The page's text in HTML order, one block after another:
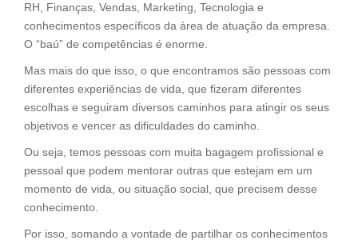
RH, Finanças, Vendas, Marketing, Tecnologia e
conhecimentos específicos da área de atuação da empresa.
O “baú” de competências é enorme.
Mas mais do que isso, o que encontramos são pessoas com
diferentes experiências de vida, que fizeram diferentes
escolhas e seguiram diversos caminhos para atingir os seus
objetivos e vencer as dificuldades do caminho.
Ou seja, temos pessoas com muita bagagem profissional e
pessoal que podem mentorar outras que estejam em um
momento de vida, ou situação social, que precisem desse
conhecimento.
Por isso, somando a vontade de partilhar os conhecimentos